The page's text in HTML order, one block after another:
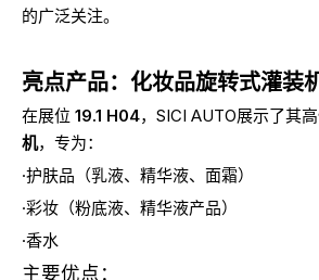
的广泛关注。
亮点产品：化妆品旋转式灌装
在展位 19.1 H04，SICI AUTO展示了其
机，专为：
·护肤品（乳液、精华液、面霜）
·彩妆（粉底液、精华液产品）
·香水
主要优点：